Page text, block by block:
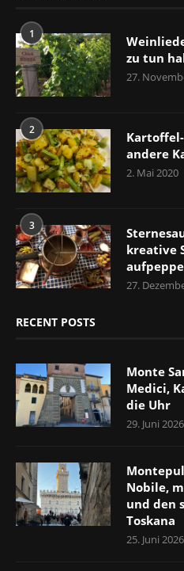
1
zu tun
27.
2
andere
2. Mai 2020
3
kreative
27.
RECENT POSTS
Monte
Medici,
die Uhr
29. Juni 2026
Nobile,
und den
Toskana
25. Juni 2026